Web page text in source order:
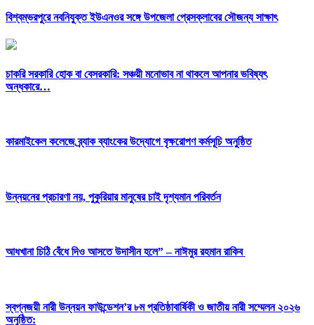
বিশ্বম্ভরপুরে নবনিযুক্ত ইউএনওর সঙ্গে উপজেলা প্রেসক্লাবের সৌজন্য সাক্ষাৎ
চাকরি সরকারি হোক বা বেসরকারি: সঞ্চয়ী মনোভাব না থাকলে আপনার ভবিষ্যৎ
অন্ধকারে…
কারমাইকেল কলেজে ব্র্যাক ব্যাংকের উদ্যোগে বৃক্ষরোপণ কর্মসূচি অনুষ্ঠিত
উন্নয়নের প্রচারণা নয়, পুকুরিয়ার মানুষের চাই দৃশ্যমান পরিবর্তন
আধখানা চিঠি বেঁধে দিও আসতে উদাসীন হলে” – নাঈমুর রহমান রাকিব
স্বপ্নজয়ী নারী উন্নয়ন ফাউন্ডেশন’র ৮ম প্রতিষ্ঠাবার্ষিকী ও জাতীয় নারী সম্মেলন ২০২৬
অনুষ্ঠিত: